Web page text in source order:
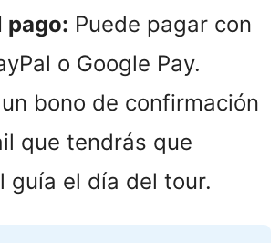
pago: Puede pagar con
o Google Pay.
bono de confirmación
que tendrás que
guía el día del tour.